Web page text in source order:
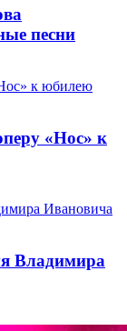
песни
«Нос» к
Владимира